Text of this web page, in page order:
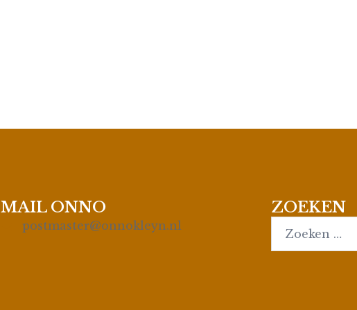
MAIL ONNO
postmaster@onnokleyn.nl
ZOEKEN
Search…